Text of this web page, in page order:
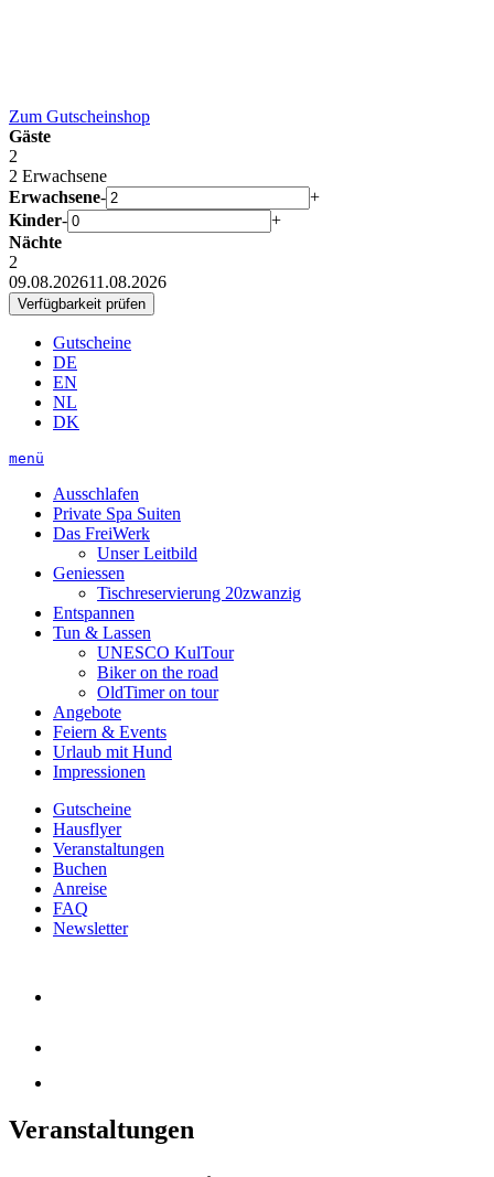
Zum Gutscheinshop
Gäste
2
2 Erwachsene
Erwachsene-
+
Kinder-
+
Nächte
2
09.08.202611.08.2026
Gutscheine
DE
EN
NL
DK
menü
Ausschlafen
Private Spa Suiten
Das FreiWerk
Unser Leitbild
Geniessen
Tischreservierung 20zwanzig
Entspannen
Tun & Lassen
UNESCO KulTour
Biker on the road
OldTimer on tour
Angebote
Feiern & Events
Urlaub mit Hund
Impressionen
Gutscheine
Hausflyer
Veranstaltungen
Buchen
Anreise
FAQ
Newsletter
Veranstaltungen